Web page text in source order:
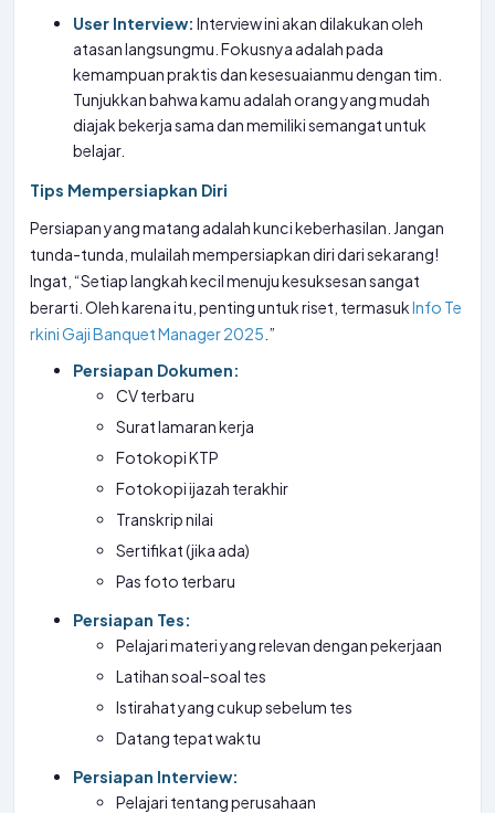
User Interview: Interview ini akan dilakukan oleh
atasan langsungmu. Fokusnya adalah pada
kemampuan praktis dan kesesuaianmu dengan tim.
Tunjukkan bahwa kamu adalah orang yang mudah
diajak bekerja sama dan memiliki semangat untuk
belajar.
Tips Mempersiapkan Diri
Persiapan yang matang adalah kunci keberhasilan. Jangan
tunda-tunda, mulailah mempersiapkan diri dari sekarang!
Ingat, “Setiap langkah kecil menuju kesuksesan sangat
berarti. Oleh karena itu, penting untuk riset, termasukInfo Te
rkini Gaji Banquet Manager 2025 .”
Persiapan Dokumen:
CV terbaru
Surat lamaran kerja
Fotokopi KTP
Fotokopi ijazah terakhir
Transkrip nilai
Sertifikat (jika ada)
Pas foto terbaru
Persiapan Tes:
Pelajari materi yang relevan dengan pekerjaan
Latihan soal-soal tes
Istirahat yang cukup sebelum tes
Datang tepat waktu
Persiapan Interview:
Pelajari tentang perusahaan